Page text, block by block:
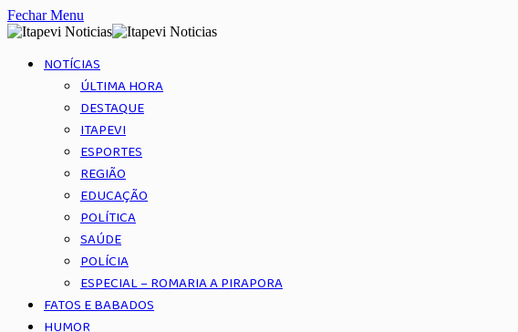
Fechar Menu
NOTÍCIAS
ÚLTIMA HORA
DESTAQUE
ITAPEVI
ESPORTES
REGIÃO
EDUCAÇÃO
POLÍTICA
SAÚDE
POLÍCIA
ESPECIAL – ROMARIA A PIRAPORA
FATOS E BABADOS
HUMOR